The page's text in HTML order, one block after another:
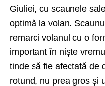
Giuliei, cu scaunele
optimă la volan.
remarci volanul cu o
important în niște
tinde să fie afectată de
rotund, nu prea gros și